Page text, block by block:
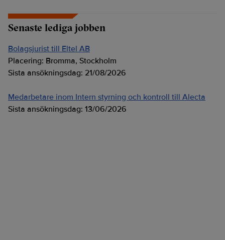
Senaste lediga jobben
Bolagsjurist till Eltel AB
Placering: Bromma, Stockholm
Sista ansökningsdag: 21/08/2026
Medarbetare inom Intern styrning och kontroll till Alecta
Sista ansökningsdag: 13/06/2026